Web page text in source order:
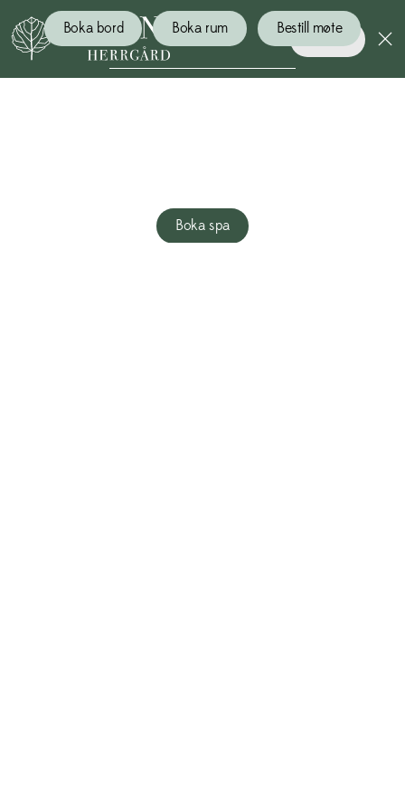
Boken
Boka bord Boka rum Bestill møte
Boka spa